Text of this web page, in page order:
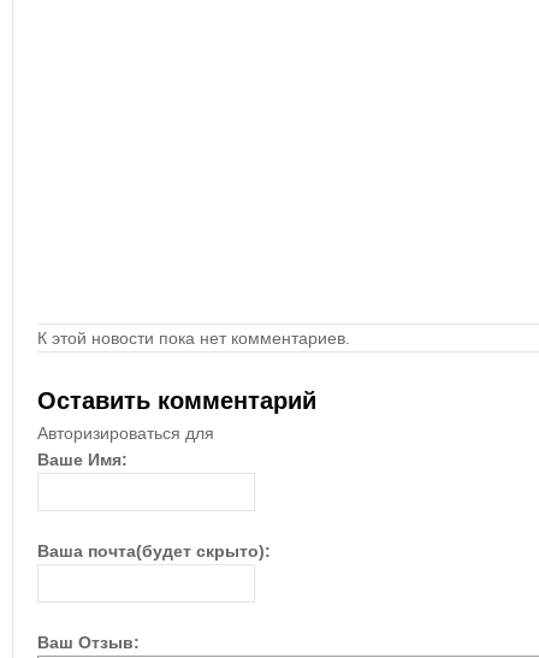
К этой новости пока нет комментариев.
Оставить комментарий
Авторизироваться для
Ваше Имя:
Ваша почта(будет скрыто):
Ваш Отзыв: